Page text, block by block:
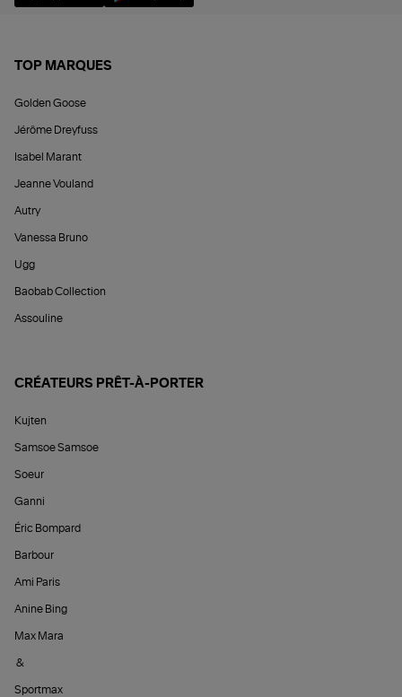
TOP MARQUES
Golden Goose
Jérôme Dreyfuss
Isabel Marant
Jeanne Vouland
Autry
Vanessa Bruno
Ugg
Baobab Collection
Assouline
CRÉATEURS PRÊT-À-PORTER
Kujten
Samsoe Samsoe
Soeur
Ganni
Éric Bompard
Barbour
Ami Paris
Anine Bing
Max Mara
&
Sportmax